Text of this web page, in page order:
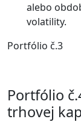
alebo
volatility.
Portfólio č.3
Portfólio
trhovej